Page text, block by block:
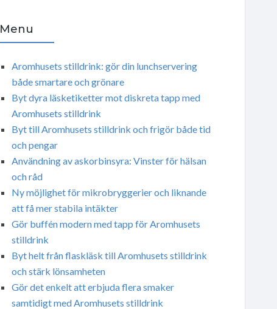
Menu
Aromhusets stilldrink: gör din lunchservering
både smartare och grönare
Byt dyra läsketiketter mot diskreta tapp med
Aromhusets stilldrink
Byt till Aromhusets stilldrink och frigör både tid
och pengar
Användning av askorbinsyra: Vinster för hälsan
och råd
Ny möjlighet för mikrobryggerier och liknande
att få mer stabila intäkter
Gör buffén modern med tapp för Aromhusets
stilldrink
Byt helt från flaskläsk till Aromhusets stilldrink
och stärk lönsamheten
Gör det enkelt att erbjuda flera smaker
samtidigt med Aromhusets stilldrink